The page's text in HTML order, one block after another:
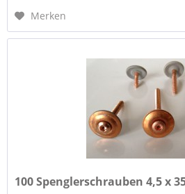
Merken
100 Spenglerschrauben 4,5 x